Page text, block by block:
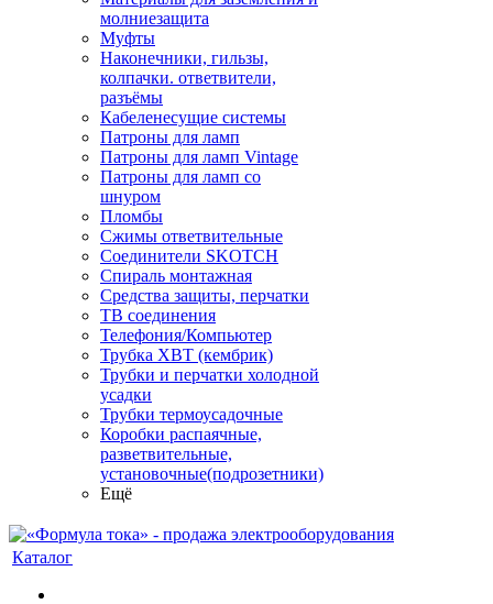
молниезащита
Муфты
Наконечники, гильзы,
колпачки. ответвители,
разъёмы
Кабеленесущие системы
Патроны для ламп
Патроны для ламп Vintage
Патроны для ламп со
шнуром
Пломбы
Сжимы ответвительные
Соединители SKOTCH
Спираль монтажная
Средства защиты, перчатки
ТВ соединения
Телефония/Компьютер
Трубка ХВТ (кембрик)
Трубки и перчатки холодной
усадки
Трубки термоусадочные
Коробки распаячные,
разветвительные,
установочные(подрозетники)
Ещё
Каталог